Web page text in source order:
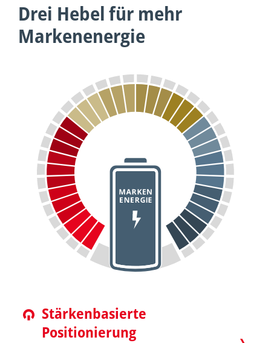
Drei Hebel für mehr
Markenenergie
Stärkenbasierte
Positionierung